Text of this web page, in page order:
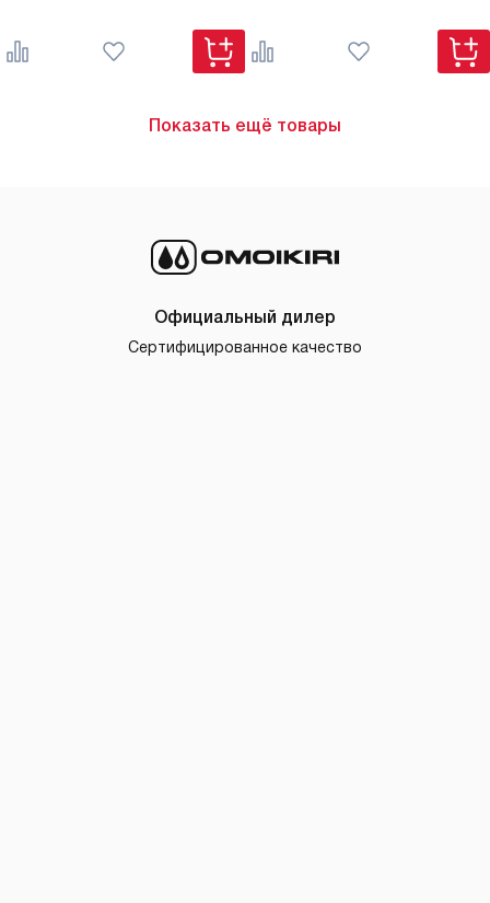
Показать ещё товары
Официальный дилер
Сертифицированное качество